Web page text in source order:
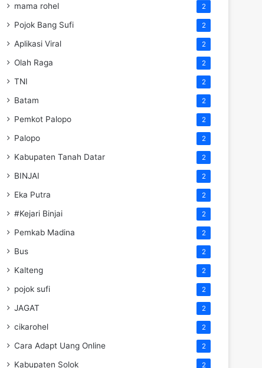
mama rohel 2
Pojok Bang Sufi 2
Aplikasi Viral 2
Olah Raga 2
TNI 2
Batam 2
Pemkot Palopo 2
Palopo 2
Kabupaten Tanah Datar 2
BINJAI 2
Eka Putra 2
#Kejari Binjai 2
Pemkab Madina 2
Bus 2
Kalteng 2
pojok sufi 2
JAGAT 2
cikarohel 2
Cara Adapt Uang Online 2
Kabupaten Solok 2